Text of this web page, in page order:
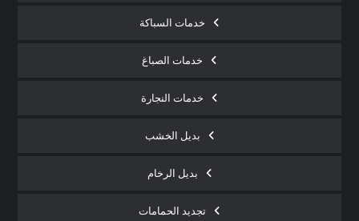
خدمات السباكة
خدمات الصباغ
خدمات النجارة
بديل الخشب
بديل الرخام
تجديد الحمامات